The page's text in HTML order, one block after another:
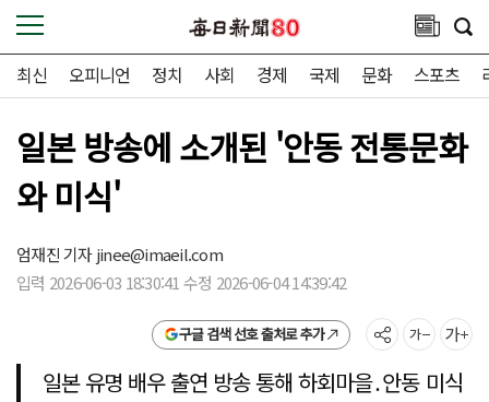
최신 오피니언 정치 사회 경제 국제 문화 스포츠
일본 방송에 소개된 '안동 전통문화
와 미식'
엄재진 기자jinee@imaeil.com
입력 2026-06-03 18:30:41 수정 2026-06-04 14:39:42
구글 검색 선호 출처로 추가
일본 유명 배우 출연 방송 통해 하회마을․안동 미식